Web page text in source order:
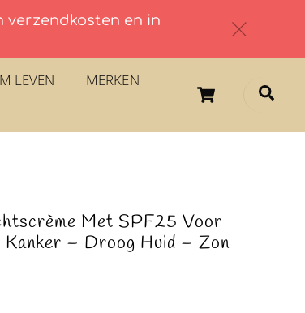
verzendkosten en in
c
Cart
LEVEN MERKEN
Met SPF25 Voor
Kanker – Droog Huid – Zon